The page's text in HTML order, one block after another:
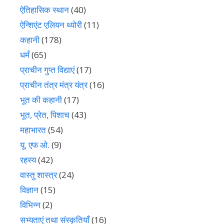
ऐतिहासिक स्थान(40)
ऐन्शिएंट एलियन थ्योरी(11)
कहानी(178)
धर्मं(65)
प्राचीन गुप्त विद्याएं(17)
प्राचीन तंत्र मंत्र यंत्र(16)
भूत की कहानी(17)
भूत, प्रेत, पिशाच(43)
महाभारत(54)
यू. एफ ओ. (9)
रहस्य(42)
वास्तु शास्त्र(24)
विज्ञान(15)
विभिन्न(2)
सभ्यताएं तथा संस्कृतियाँ(16)